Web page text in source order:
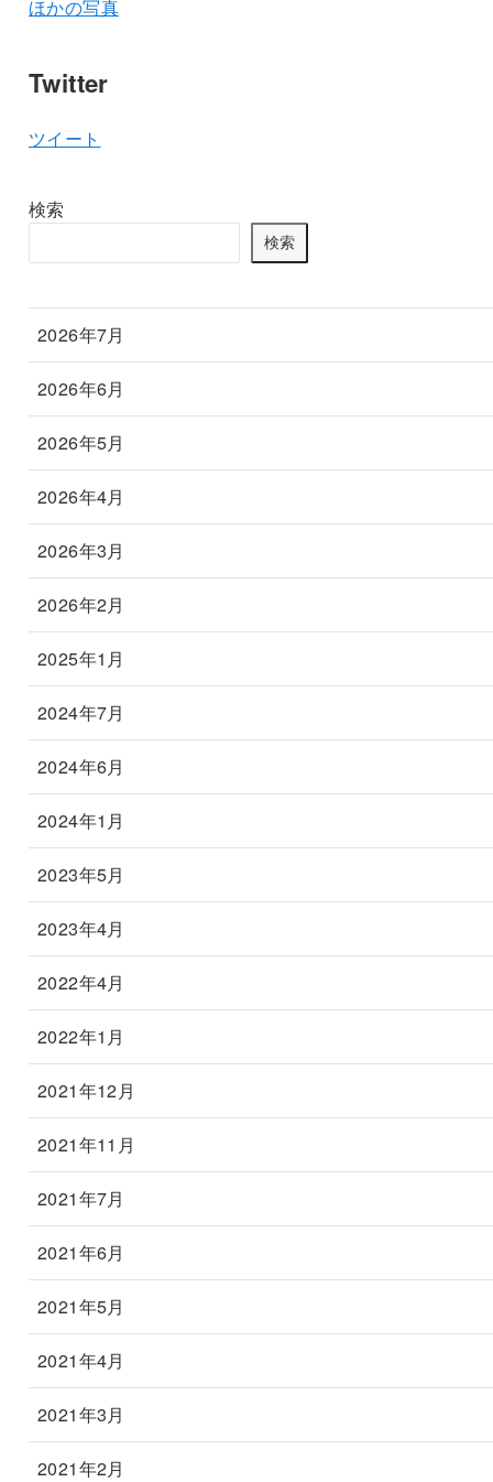
ほかの写真
Twitter
ツイート
検索
検索
2026年7月
2026年6月
2026年5月
2026年4月
2026年3月
2026年2月
2025年1月
2024年7月
2024年6月
2024年1月
2023年5月
2023年4月
2022年4月
2022年1月
2021年12月
2021年11月
2021年7月
2021年6月
2021年5月
2021年4月
2021年3月
2021年2月